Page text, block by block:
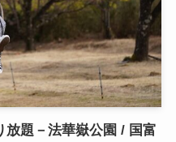
放題－法華嶽公園 / 国富